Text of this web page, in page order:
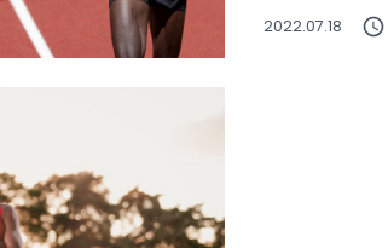
2022.07.18